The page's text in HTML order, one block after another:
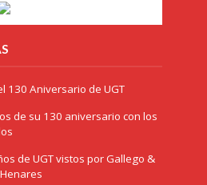
130 Aniversario de UGT
de su 130 aniversario con los
de UGT vistos por Gallego &